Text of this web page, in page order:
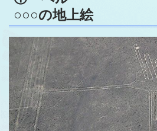
○○○の地上絵